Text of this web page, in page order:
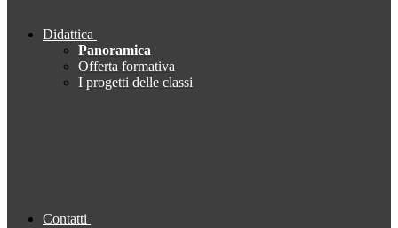
Didattica
Panoramica
Offerta formativa
I progetti delle classi
Contatti